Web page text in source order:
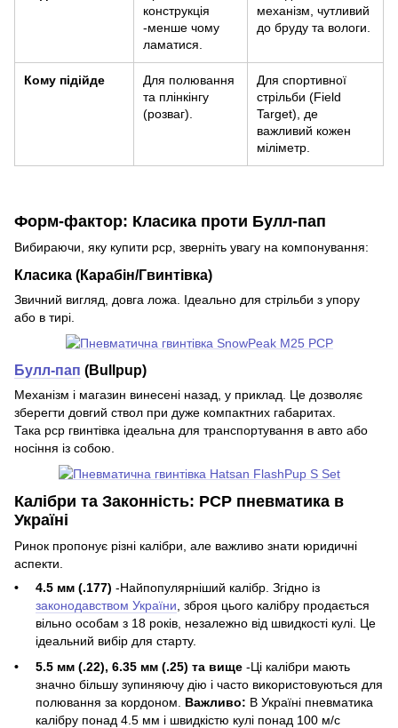
конструкція
-менше чому
ламатися.
механізм, чутливий
до бруду та вологи.
Кому підійде
Для полювання
та плінкінгу
(розваг).
Для спортивної
стрільби (Field
Target), де
важливий кожен
міліметр.
Форм-фактор: Класика проти Булл-пап
Вибираючи, яку купити pcp, зверніть увагу на компонування:
Класика (Карабін/Гвинтівка)
Звичний вигляд, довга ложа. Ідеально для стрільби з упору
або в тирі.
Булл-пап (Bullpup)
Механізм і магазин винесені назад, у приклад. Це дозволяє
зберегти довгий ствол при дуже компактних габаритах.
Така pcp гвинтівка ідеальна для транспортування в авто або
носіння із собою.
Калібри та Законність: PCP пневматика в
Україні
Ринок пропонує різні калібри, але важливо знати юридичні
аспекти.
4.5 мм (.177) -Найпопулярніший калібр. Згідно із
законодавством України, зброя цього калібру продається
вільно особам з 18 років, незалежно від швидкості кулі. Це
ідеальний вибір для старту.
5.5 мм (.22), 6.35 мм (.25) та вище -Ці калібри мають
значно більшу зупиняючу дію і часто використовуються для
полювання за кордоном. Важливо: В Україні пневматика
калібру понад 4.5 мм і швидкістю кулі понад 100 м/с